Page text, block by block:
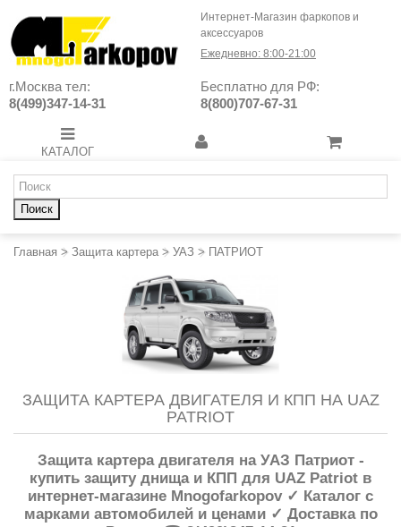
Интернет-Магазин фаркопов и
аксессуаров
Ежедневно: 8:00-21:00
г.Москва тел:
8(499)347-14-31
Бесплатно для РФ:
8(800)707-67-31
КАТАЛОГ
Поиск
Главная > Защита картера > УАЗ > ПАТРИОТ
ЗАЩИТА КАРТЕРА ДВИГАТЕЛЯ И КПП НА UAZ
PATRIOT
Защита картера двигателя на УАЗ Патриот -
купить защиту днища и КПП для UAZ Patriot в
интернет-магазине Mnogofarkopov ✓ Каталог с
марками автомобилей и ценами ✓ Доставка по